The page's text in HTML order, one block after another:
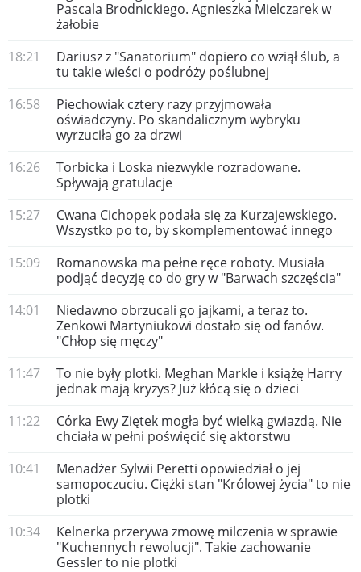
Pascala Brodnickiego. Agnieszka Mielczarek w
żałobie
18:21
Dariusz z "Sanatorium" dopiero co wziął ślub, a
tu takie wieści o podróży poślubnej
16:58
Piechowiak cztery razy przyjmowała
oświadczyny. Po skandalicznym wybryku
wyrzuciła go za drzwi
16:26
Torbicka i Loska niezwykle rozradowane.
Spływają gratulacje
15:27
Cwana Cichopek podała się za Kurzajewskiego.
Wszystko po to, by skomplementować innego
15:09
Romanowska ma pełne ręce roboty. Musiała
podjąć decyzję co do gry w "Barwach szczęścia"
14:01
Niedawno obrzucali go jajkami, a teraz to.
Zenkowi Martyniukowi dostało się od fanów.
"Chłop się męczy"
11:47
To nie były plotki. Meghan Markle i książę Harry
jednak mają kryzys? Już kłócą się o dzieci
11:22
Córka Ewy Ziętek mogła być wielką gwiazdą. Nie
chciała w pełni poświęcić się aktorstwu
10:41
Menadżer Sylwii Peretti opowiedział o jej
samopoczuciu. Ciężki stan "Królowej życia" to nie
plotki
10:34
Kelnerka przerywa zmowę milczenia w sprawie
"Kuchennych rewolucji". Takie zachowanie
Gessler to nie plotki